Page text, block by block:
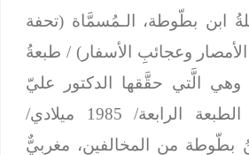
ابن بطّوطة، الـمُسمَّاة (تحفة
وعجائبِ الأسفار) / طبعةُ
الَّتي حقَّقها الدكتور عليّ
المنتصر الكتاني/ الطبعة الرابعة/ 1985 ميلادي/
بطّوطة من المخالفين، مغربيٌّ